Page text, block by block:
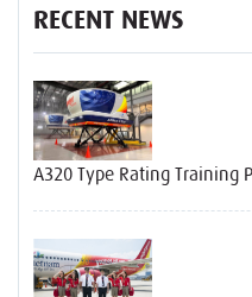
RECENT NEWS
A320 Type Rating Training